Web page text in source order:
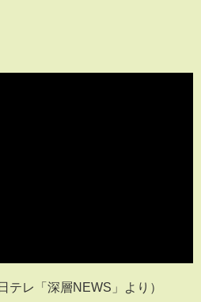
テレ「深層NEWS」より）